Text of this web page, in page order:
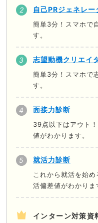
自己PRジェネレー
簡単3分！スマホで
す。
志望動機クリエイ
簡単3分！スマホで
す。
面接力診断
39点以下はアウト
値がわかります。
就活力診断
これから就活を始
活偏差値がわかりま
インターン対策資